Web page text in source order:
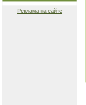
Реклама на сайте